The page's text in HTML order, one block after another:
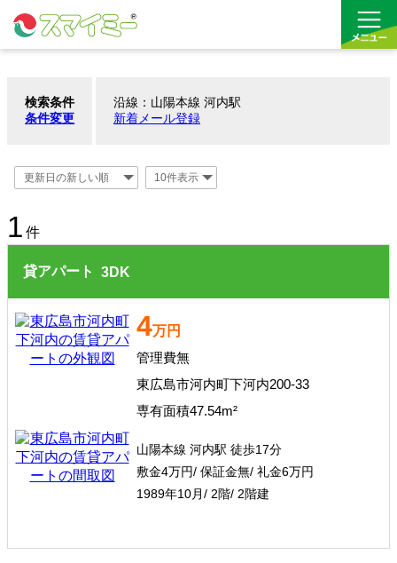
借りる
お気に入り
検索条件
条件変更
沿線：山陽本線 河内駅
新着メール登録
1 件
貸アパート 3DK
4万円
管理費無
東広島市河内町下河内200-33
専有面積47.54m²
山陽本線 河内駅 徒歩17分
敷金4万円/ 保証金無/ 礼金6万円
1989年10月/ 2階/ 2階建